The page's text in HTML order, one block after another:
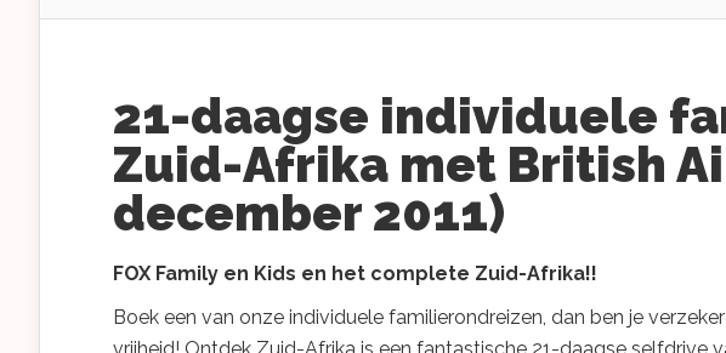
21-daagse individuele
Zuid-Afrika met British
december 2011)
FOX Family en Kids en het complete Zuid-Afrika!!
Boek een van onze individuele familierondreizen, dan ben je